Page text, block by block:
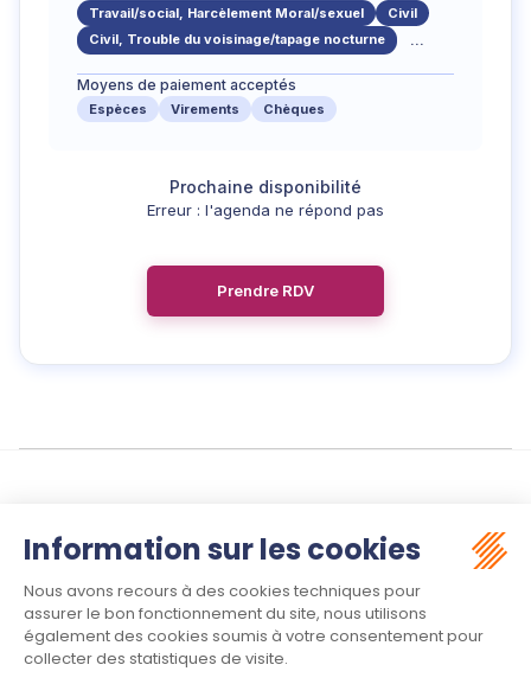
Travail/social, Harcèlement Moral/sexuel
Civil
Civil, Trouble du voisinage/tapage nocturne
...
Moyens de paiement acceptés
Espèces Virements Chèques
Erreur : l'agenda ne répond pas
Prendre RDV
Suivez-nous :